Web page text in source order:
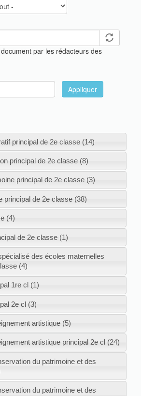
par les rédacteurs des
Appliquer
principal de 2e classe (14)
principal de 2e classe (8)
principal de 2e classe (3)
principal de 2e classe (38)
(4)
de 2e classe (1)
des écoles maternelles
(4)
1re cl (1)
2e cl (3)
artistique (5)
artistique principal 2e cl (24)
du patrimoine et des
du patrimoine et des